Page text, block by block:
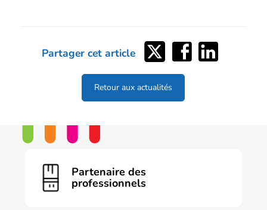
Partager cet article
Partager
sur
Twitter
Partager
sur
Facebook
Partager
sur
Retour aux actualités
Partenaire des
professionnels